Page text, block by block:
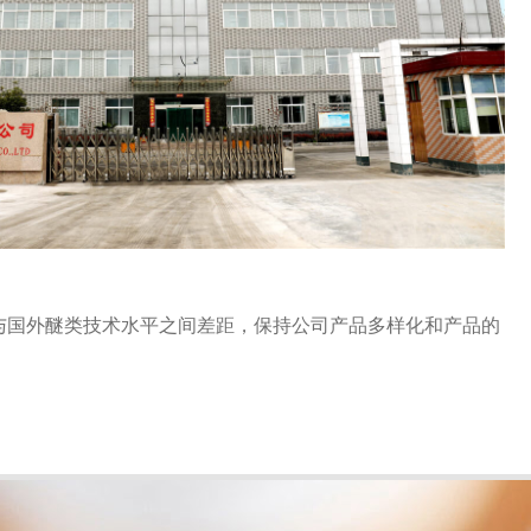
外醚类技术水平之间差距，保持公司产品多样化和产品的